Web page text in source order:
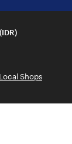
Local Shops